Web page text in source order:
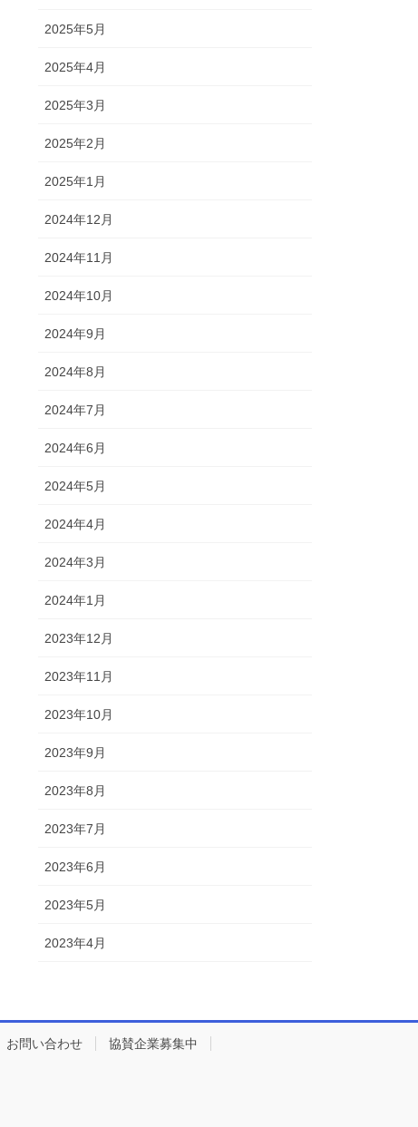
2025年5月
2025年4月
2025年3月
2025年2月
2025年1月
2024年12月
2024年11月
2024年10月
2024年9月
2024年8月
2024年7月
2024年6月
2024年5月
2024年4月
2024年3月
2024年1月
2023年12月
2023年11月
2023年10月
2023年9月
2023年8月
2023年7月
2023年6月
2023年5月
2023年4月
お問い合わせ 協賛企業募集中